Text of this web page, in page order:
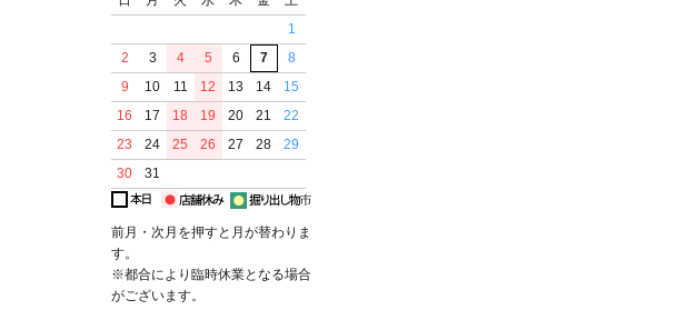
1
2
3 4 5 6 7
8
9
10 11 12 13 14
15
16
17 18 19 20 21
22
23
24 25 26 27 28
29
30
31
前月・次月を押すと月が替わりま
す。
※都合により臨時休業となる場合
がございます。